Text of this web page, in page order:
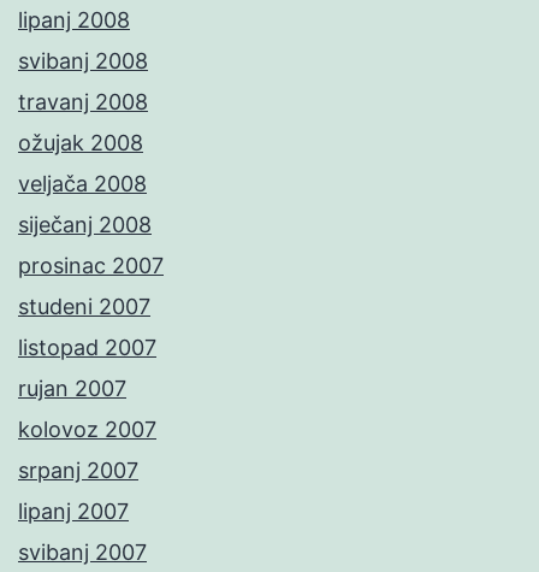
lipanj 2008
svibanj 2008
travanj 2008
ožujak 2008
veljača 2008
siječanj 2008
prosinac 2007
studeni 2007
listopad 2007
rujan 2007
kolovoz 2007
srpanj 2007
lipanj 2007
svibanj 2007